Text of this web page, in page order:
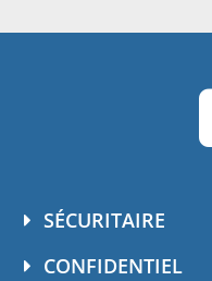
SÉCURITAIRE
CONFIDENTIEL